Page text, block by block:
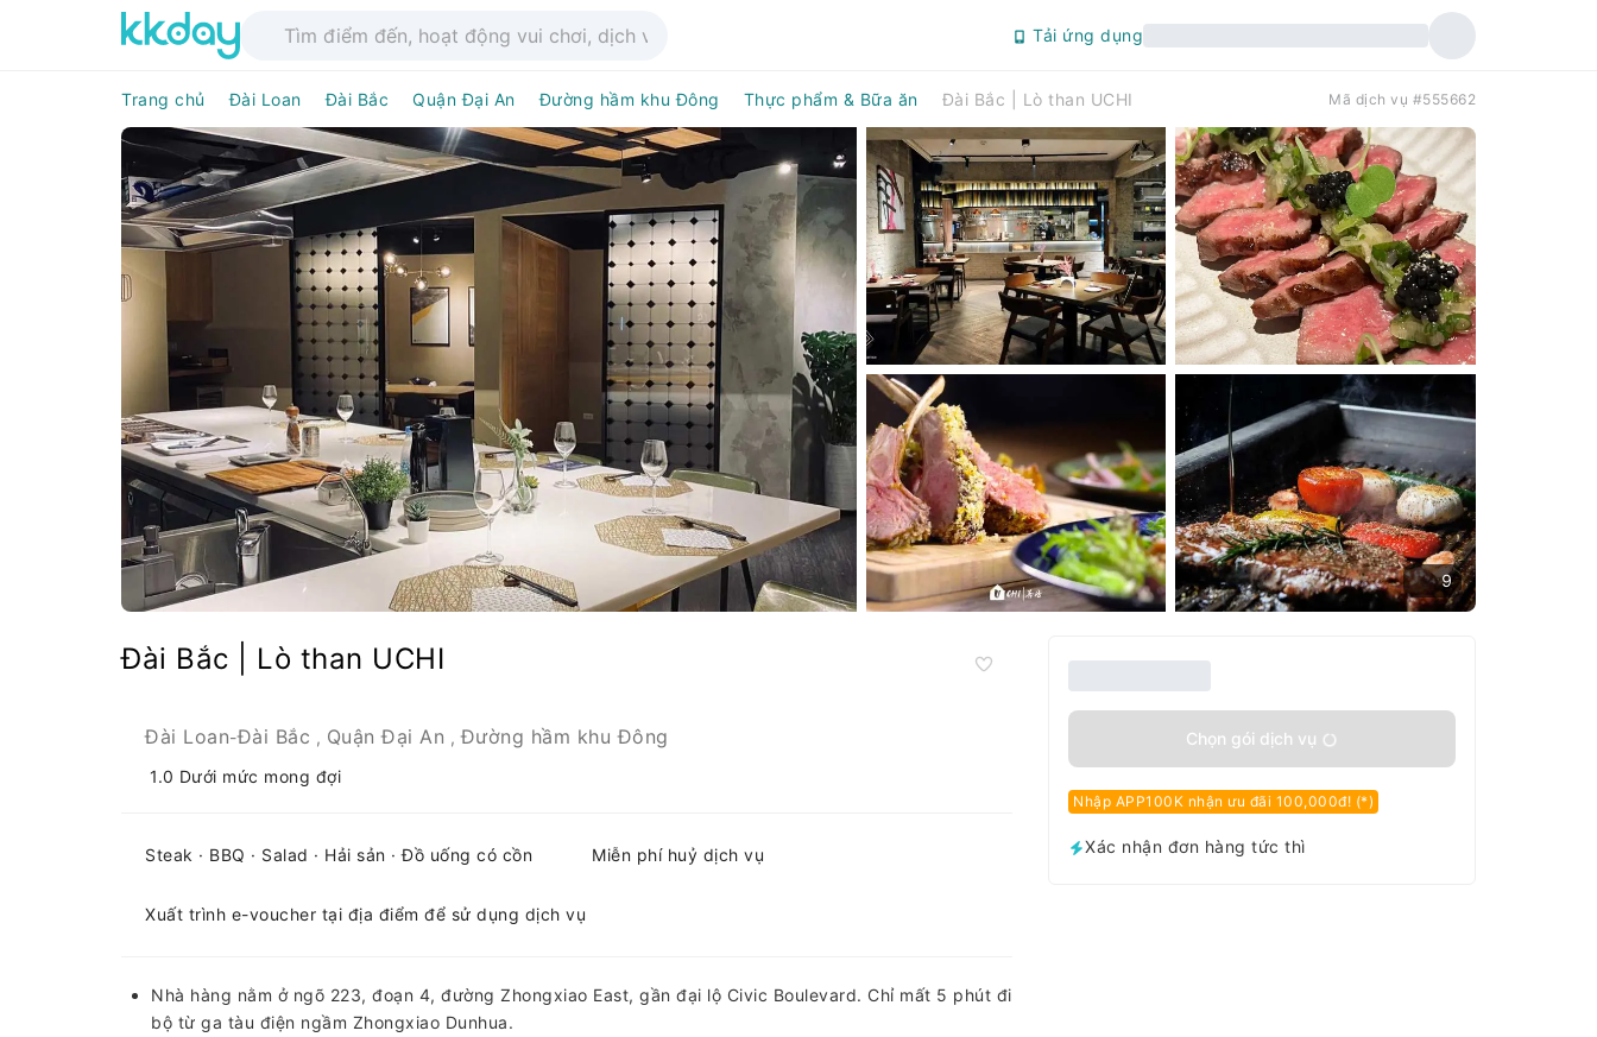
Tải ứng dụng
Trang chủ Đài Loan Đài Bắc Quận Đại An Đường hầm khu Đông Thực phẩm & Bữa ăn Đài Bắc | Lò than UCHI Mã dịch vụ #555662
9
Đài Bắc | Lò than UCHI
Đài Loan-Đài Bắc , Quận Đại An ,Đường hầm khu Đông
1.0 Dưới mức mong đợi
Steak · BBQ · Salad · Hải sản · Đồ uống có cồn Miễn phí huỷ dịch vụ
Xuất trình e-voucher tại địa điểm để sử dụng dịch vụ
Nhà hàng nằm ở ngõ 223, đoạn 4, đường Zhongxiao East, gần đại lộ Civic Boulevard. Chỉ mất 5 phút đi
bộ từ ga tàu điện ngầm Zhongxiao Dunhua.
Chọn gói dịch vụ
Nhập APP100K nhận ưu đãi 100,000đ! (*)
Xác nhận đơn hàng tức thì